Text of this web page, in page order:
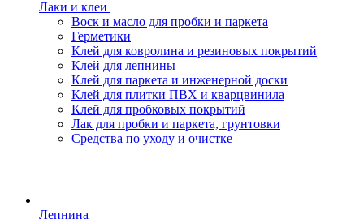
Лаки и клеи
Воск и масло для пробки и паркета
Герметики
Клей для ковролина и резиновых покрытий
Клей для лепнины
Клей для паркета и инженерной доски
Клей для плитки ПВХ и кварцвинила
Клей для пробковых покрытий
Лак для пробки и паркета, грунтовки
Средства по уходу и очистке
Лепнина